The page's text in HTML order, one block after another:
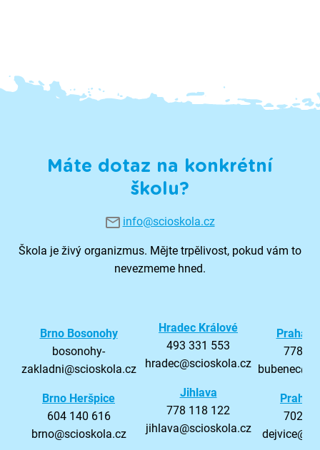
Máte dotaz na konkrétní
školu?
info@scioskola.cz
Škola je živý organizmus. Mějte trpělivost, pokud vám to
nevezmeme hned.
Brno Bosonohy
bosonohy-
zakladni@scioskola.cz
Brno Heršpice
604 140 616
brno@scioskola.cz
Hradec Králové
493 331 553
hradec@scioskola.cz
Jihlava
778 118 122
jihlava@scioskola.cz
Praha
778
Praha
702